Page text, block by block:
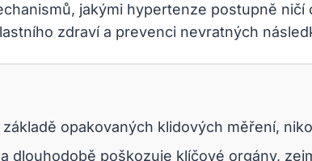
jakými hypertenze postupně
zdraví a prevenci nevratných
opakovaných klidových měření,
dlouhodobě poškozuje klíčové orgány,